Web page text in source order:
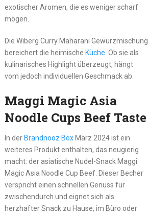
exotischer Aromen, die es weniger scharf
mögen.
Die Wiberg Curry Maharani Gewürzmischung
bereichert die heimische Küche . Ob sie als
kulinarisches Highlight überzeugt, hängt
vom jedoch individuellen Geschmack ab.
Maggi Magic Asia
Noodle Cups Beef Taste
In derBrandnooz BoxMärz 2024 ist ein
weiteres Produkt enthalten, das neugierig
macht: der asiatische Nudel-Snack Maggi
Magic Asia Noodle Cup Beef. Dieser Becher
verspricht einen schnellen Genuss für
zwischendurch und eignet sich als
herzhafter Snack zu Hause, im Büro oder